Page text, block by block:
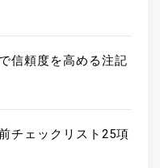
信頼度を高める注記
チェックリスト25項